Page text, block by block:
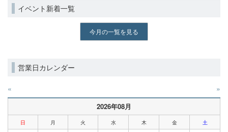
イベント新着一覧
今月の一覧を見る
営業日カレンダー
« »
2026年08月
日 月 火 水 木 金 土